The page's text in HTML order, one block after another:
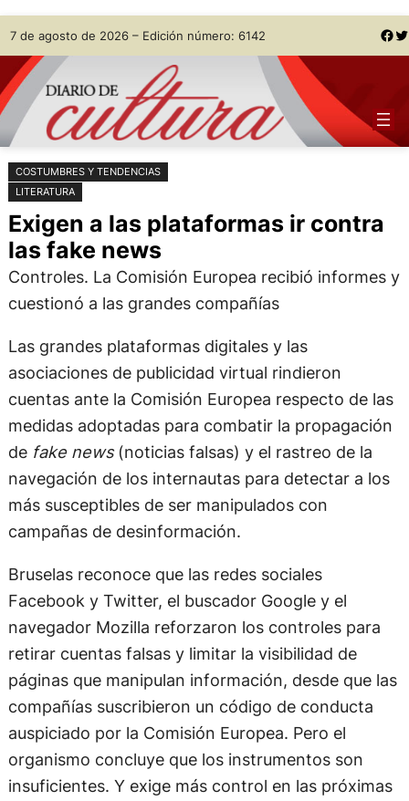
Saltar
al
contenido
Skip
to
content
7 de agosto de 2026 – Edición número: 6142 Facebook Twitter
COSTUMBRES Y TENDENCIAS
LITERATURA
Exigen a las plataformas ir contra
las fake news
Controles. La Comisión Europea recibió informes y
cuestionó a las grandes compañías
Las grandes plataformas digitales y las
asociaciones de publicidad virtual rindieron
cuentas ante la Comisión Europea respecto de las
medidas adoptadas para combatir la propagación
de fake news(noticias falsas) y el rastreo de la
navegación de los internautas para detectar a los
más susceptibles de ser manipulados con
campañas de desinformación.
Bruselas reconoce que las redes sociales
Facebook y Twitter, el buscador Google y el
navegador Mozilla reforzaron los controles para
retirar cuentas falsas y limitar la visibilidad de
páginas que manipulan información, desde que las
compañías suscribieron un código de conducta
auspiciado por la Comisión Europea. Pero el
organismo concluye que los instrumentos son
insuficientes. Y exige más control en las próximas